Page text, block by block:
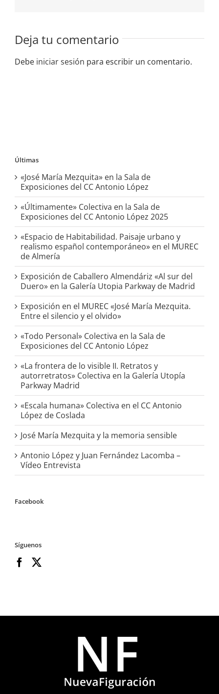
Deja tu comentario
Debe iniciar sesión para escribir un comentario.
Últimas
«José María Mezquita» en la Sala de
Exposiciones del CC Antonio López
«Últimamente» Colectiva en la Sala de
Exposiciones del CC Antonio López 2025
«Espacio de Habitabilidad. Paisaje urbano y
realismo español contemporáneo» en el MUREC
de Almería
Exposición de Caballero Almendáriz «Al sur del
Duero» en la Galería Utopia Parkway de Madrid
Exposición en el MUREC «José María Mezquita.
Entre el silencio y el olvido»
«Todo Personal» Colectiva en la Sala de
Exposiciones del CC Antonio López
«La frontera de lo visible II. Retratos y
autorretratos» Colectiva en la Galería Utopía
Parkway Madrid
«Escala humana» Colectiva en el CC Antonio
López de Coslada
José María Mezquita y la memoria sensible
Antonio López y Juan Fernández Lacomba –
Vídeo Entrevista
Facebook
Síguenos